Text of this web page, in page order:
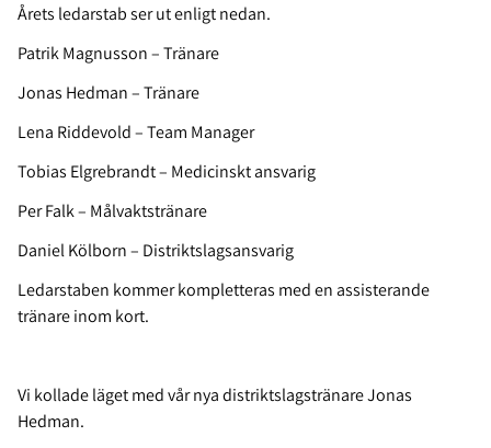
Årets ledarstab ser ut enligt nedan.
Patrik Magnusson – Tränare
Jonas Hedman – Tränare
Lena Riddevold– Team Manager
Tobias Elgrebrandt– Medicinskt ansvarig
Per Falk – Målvaktstränare
Daniel Kölborn– Distriktslagsansvarig
Ledarstaben kommer kompletteras med en assisterande
tränare inom kort.
Vi kollade läget med vår nya distriktslagstränare Jonas
Hedman.